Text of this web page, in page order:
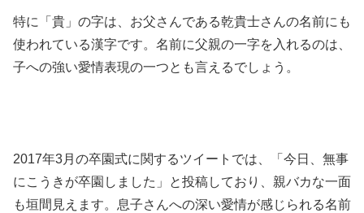
特に「貴」の字は、お父さんである乾貴士さんの名前にも
使われている漢字です。名前に父親の一字を入れるのは、
子への強い愛情表現の一つとも言えるでしょう。
2017年3月の卒園式に関するツイートでは、「今日、無事
にこうきが卒園しました」と投稿しており、親バカな一面
も垣間見えます。息子さんへの深い愛情が感じられる名前